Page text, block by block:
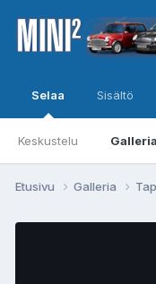
Selaa
Keskustelu Galleria
Sisältö
Etusivu Galleria